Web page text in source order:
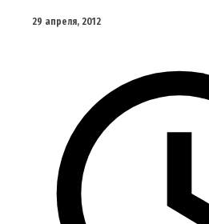
29 апреля, 2012